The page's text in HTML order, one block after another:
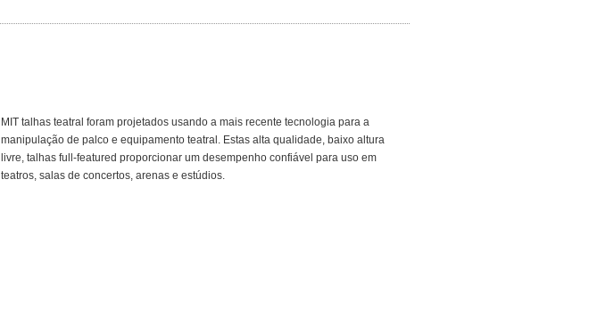
MIT talhas teatral foram projetados usando a mais recente tecnologia para a
manipulação de palco e equipamento teatral. Estas alta qualidade, baixo altura
livre, talhas full-featured proporcionar um desempenho confiável para uso em
teatros, salas de concertos, arenas e estúdios.